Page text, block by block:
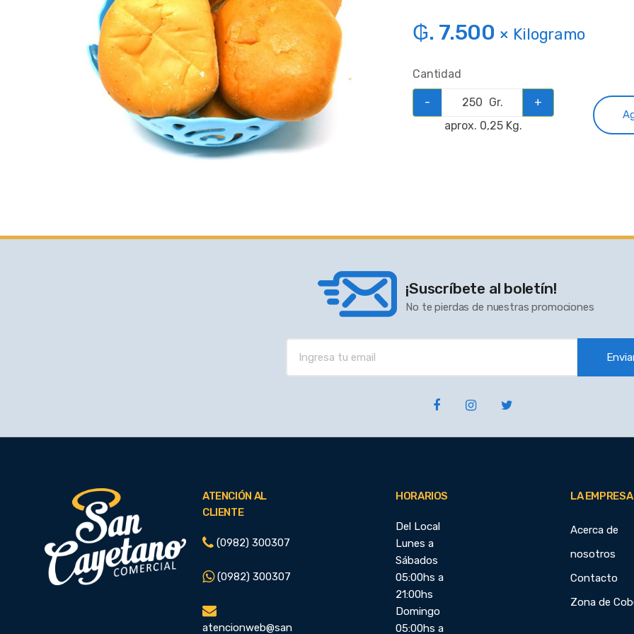
₲. 7.500 × Kilogramo
Cantidad
- Gr.
+
aprox. 0,25 Kg.
¡Suscríbete al boletín!
No te pierdas de nuestras promociones
ATENCIÓN AL
CLIENTE
(0982) 300307
(0982) 300307
atencionweb@san
HORARIOS
Del Local
Lunes a
Sábados
05:00hs a
21:00hs
Domingo
05:00hs a
LA EMPRESA
Acerca de
nosotros
Contacto
Zona de